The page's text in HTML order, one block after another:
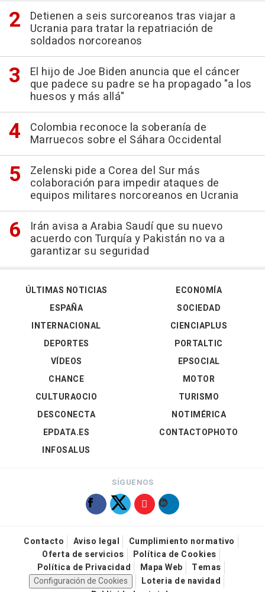
Detienen a seis surcoreanos tras viajar a
Ucrania para tratar la repatriación de
soldados norcoreanos
El hijo de Joe Biden anuncia que el cáncer
que padece su padre se ha propagado "a los
huesos y más allá"
Colombia reconoce la soberanía de
Marruecos sobre el Sáhara Occidental
Zelenski pide a Corea del Sur más
colaboración para impedir ataques de
equipos militares norcoreanos en Ucrania
Irán avisa a Arabia Saudí que su nuevo
acuerdo con Turquía y Pakistán no va a
garantizar su seguridad
ÚLTIMAS NOTICIAS
ESPAÑA
INTERNACIONAL
DEPORTES
VÍDEOS
ECONOMÍA
SOCIEDAD
CIENCIAPLUS
PORTALTIC
EPSOCIAL
CHANCE
CULTURAOCIO
DESCONECTA
EPDATA.ES
INFOSALUS
MOTOR
TURISMO
NOTIMÉRICA
CONTACTOPHOTO
SÍGUENOS
Contacto Aviso legal
Cumplimiento normativo
Oferta de servicios
Política de Cookies
Política de Privacidad
Mapa Web
Temas
Configuración de Cookies
Loteria de navidad